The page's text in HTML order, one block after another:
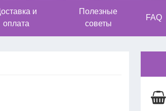
и
оплата
Полезные
советы
FAQ